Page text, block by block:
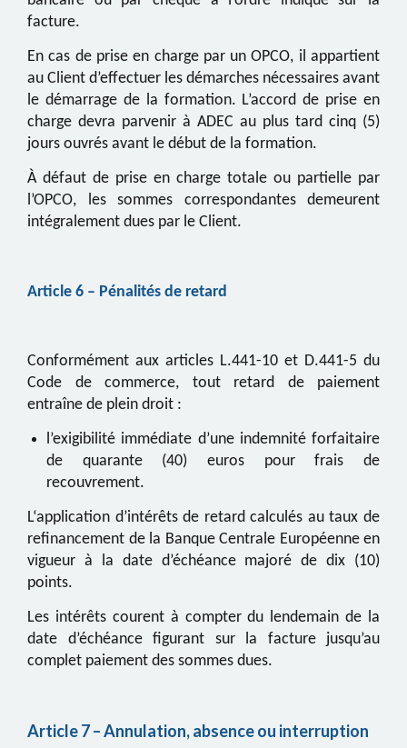
facture.
En cas de prise en charge par un OPCO, il appartient
au Client d’effectuer les démarches nécessaires avant
le démarrage de la formation. L’accord de prise en
charge devra parvenir à ADEC au plus tard cinq (5)
jours ouvrés avant le début de la formation.
À défaut de prise en charge totale ou partielle par
l’OPCO, les sommes correspondantes demeurent
intégralement dues par le Client.
Article 6 – Pénalités de retard
Conformément aux articles L.441-10 et D.441-5 du
Code de commerce, tout retard de paiement
entraîne de plein droit :
l’exigibilité immédiate d’une indemnité forfaitaire
de quarante (40) euros pour frais de
recouvrement.
L‘application d’intérêts de retard calculés au taux de
refinancement de la Banque Centrale Européenne en
vigueur à la date d’échéance majoré de dix (10)
points.
Les intérêts courent à compter du lendemain de la
date d’échéance figurant sur la facture jusqu’au
complet paiement des sommes dues.
Article7– Annulation, absence ou interruption